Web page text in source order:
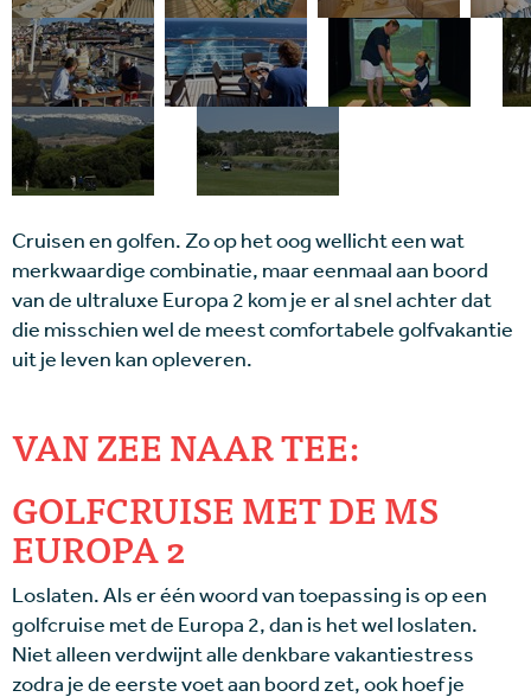
Cruisen en golfen. Zo op het oog wellicht een wat
merkwaardige combinatie, maar eenmaal aan boord
van de ultraluxe Europa 2 kom je er al snel achter dat
die misschien wel de meest comfortabele golfvakantie
uit je leven kan opleveren.
VAN ZEE NAAR TEE:
GOLFCRUISE MET DE MS
EUROPA 2
Loslaten. Als er één woord van toepassing is op een
golfcruise met de Europa 2, dan is het wel loslaten.
Niet alleen verdwijnt alle denkbare vakantiestress
zodra je de eerste voet aan boord zet, ook hoef je